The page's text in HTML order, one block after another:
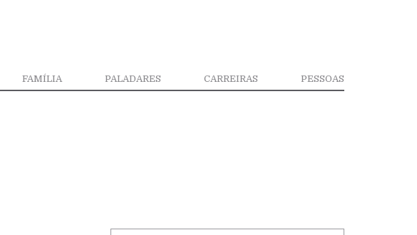
FAMÍLIA PALADARES CARREIRAS PESSOAS